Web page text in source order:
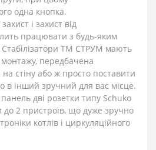
одна кнопка.
і захист від
працювати з будь-яким
ТМ СТРУМ мають
передбачена
стіну або ж просто поставити
в інший зручний для вас місце.
дві розетки типу Schuko
до 2 пристроїв, що дуже зручно
котлів і циркуляційного